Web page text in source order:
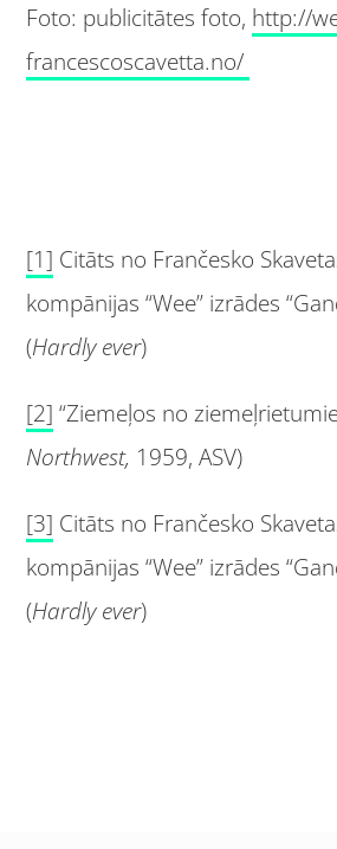
Foto: publicitātes foto, http://
francescoscavetta.no/
[1] Citāts no Frančesko
kompānijas “Wee” izrādes
(Hardly ever)
[2] “Ziemeļos no
Northwest, 1959, ASV)
[3] Citāts no Frančesko
kompānijas “Wee” izrādes
(Hardly ever)